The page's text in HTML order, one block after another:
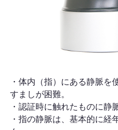
・体内（指）にある静脈を
すましが困難。
・認証時に触れたものに静
・指の静脈は、基本的に経